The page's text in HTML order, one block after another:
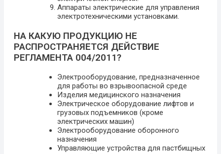
Аппараты электрические для управления
электротехническими установками.
НА КАКУЮ ПРОДУКЦИЮ НЕ
РАСПРОСТРАНЯЕТСЯ ДЕЙСТВИЕ
РЕГЛАМЕНТА 004/2011?
Электрооборудование, предназначенное
для работы во взрывоопасной среде
Изделия медицинского назначения
Электрическое оборудование лифтов и
грузовых подъемников (кроме
электрических машин)
Электрооборудование оборонного
назначения
Управляющие устройства для пастбищных